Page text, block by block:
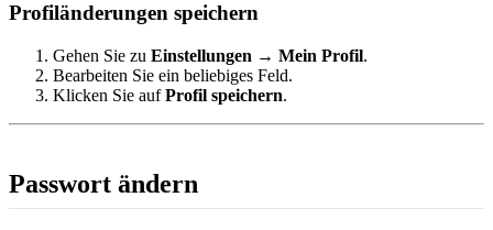
Profiländerungen speichern
Gehen Sie zu Einstellungen → Mein Profil.
Bearbeiten Sie ein beliebiges Feld.
Klicken Sie aufProfil speichern.
Passwort ändern